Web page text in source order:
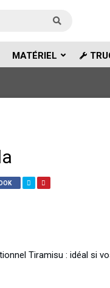
MATÉRIEL
Tiramisu : idéal si